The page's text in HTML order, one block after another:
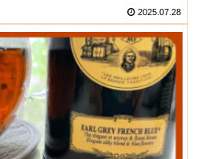
2025.07.28